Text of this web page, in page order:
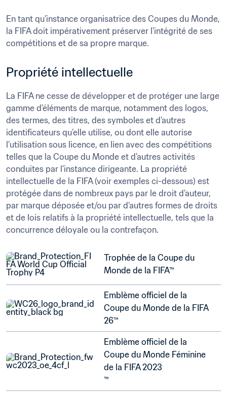
En tant qu’instance organisatrice des Coupes du Monde,
la FIFA doit impérativement préserver l’intégrité de ses
Propriété intellectuelle
La FIFA ne cesse de développer et de protéger une large
gamme d’éléments de marque, notamment des logos,
des termes, des titres, des symboles et d’autres
identificateurs qu’elle utilise, ou dont elle autorise
l’utilisation sous licence, en lien avec des compétitions
telles que la Coupe du Monde et d’autres activités
conduites par l’instance dirigeante. La propriété
intellectuelle de la FIFA (voir exemples ci-dessous) est
protégée dans de nombreux pays par le droit d’auteur,
par marque déposée et/ou par d’autres formes de droits
et de lois relatifs à la propriété intellectuelle, tels que la
concurrence déloyale ou la contrefaçon.
Trophée de la Coupe du
Monde de la FIFA™
Emblème officiel de la
Coupe du Monde de la FIFA
26™
Emblème officiel de la
Coupe du Monde Féminine
de la FIFA 2023
™